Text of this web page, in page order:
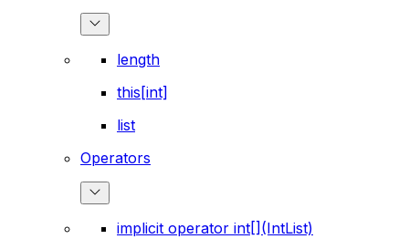
length
this[int]
list
Operators
implicit operator int[](IntList)